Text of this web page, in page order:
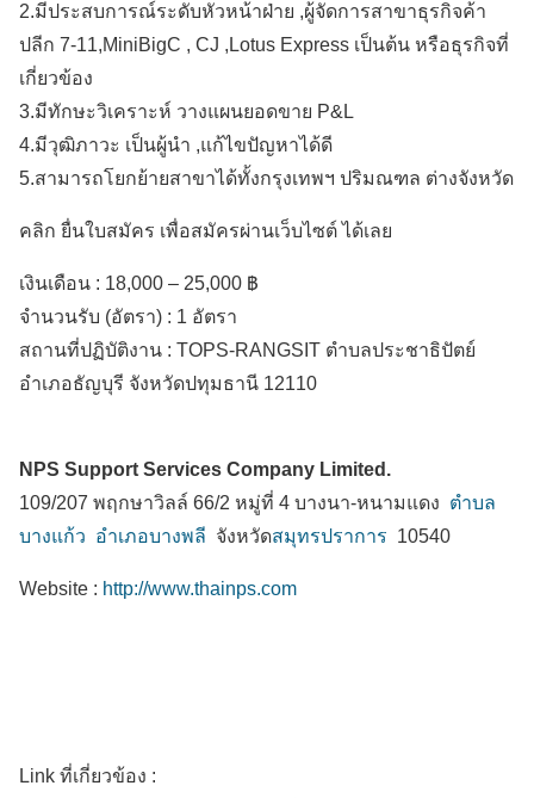
2.มีประสบการณ์ระดับหัวหน้าฝ่าย ,ผู้จัดการสาขาธุรกิจค้า
ปลีก 7-11,MiniBigC , CJ ,Lotus Express เป็นต้น หรือธุรกิจที่
เกี่ยวข้อง
3.มีทักษะวิเคราะห์ วางแผนยอดขาย P&L
4.มีวุฒิภาวะ เป็นผู้นำ ,แก้ไขปัญหาได้ดี
5.สามารถโยกย้ายสาขาได้ทั้งกรุงเทพฯ ปริมณฑล ต่างจังหวัด
คลิก ยื่นใบสมัคร เพื่อสมัครผ่านเว็บไซต์ ได้เลย
เงินเดือน : 18,000 – 25,000 ฿
จำนวนรับ (อัตรา) : 1 อัตรา
สถานที่ปฏิบัติงาน : TOPS-RANGSIT ตำบลประชาธิปัตย์
อำเภอธัญบุรี จังหวัดปทุมธานี 12110
NPS Support Services Company Limited.
109/207 พฤกษาวิลล์ 66/2 หมู่ที่ 4 บางนา-หนามแดง ตำบล
บางแก้ว อำเภอบางพลี จังหวัดสมุทรปราการ 10540
Website : http://www.thainps.com
Link ที่เกี่ยวข้อง :